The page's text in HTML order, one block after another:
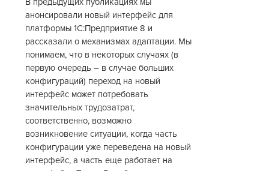
В предыдущих публикациях мы
анонсировали новый интерфейс для
платформы 1С:Предприятие 8 и
рассказали о механизмах адаптации. Мы
понимаем, что в некоторых случаях (в
первую очередь – в случае больших
конфигураций) переход на новый
интерфейс может потребовать
значительных трудозатрат,
соответственно, возможно
возникновение ситуации, когда часть
конфигурации уже переведена на новый
интерфейс, а часть еще работает на